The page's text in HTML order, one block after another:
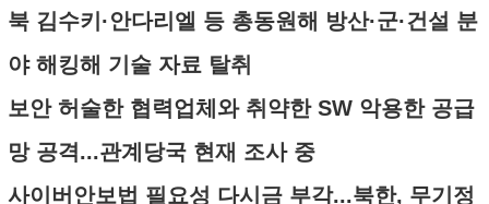
북 김수키·안다리엘 등 총동원해 방산·군·건설 분
야 해킹해 기술 자료 탈취
보안 허술한 협력업체와 취약한 SW 악용한 공급
망 공격...관계당국 현재 조사 중
사이버안보법 필요성 다시금 부각...북한, 무기정